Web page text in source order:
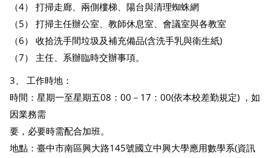
（4） 打掃走廊、兩側樓梯、陽台與清理蜘蛛網
（5） 打掃主任辦公室、教師休息室、會議室與各教室
（6） 收拾洗手間垃圾及補充備品(含洗手乳與衛生紙)
（7） 主任、系辦臨時交辦事項。
3、 工作時地：
時間：星期一至星期五08：00－17：00(依本校差勤規定) ，如
因業務需
要，必要時需配合加班。
地點：臺中市南區興大路145號國立中興大學應用數學系(資訊